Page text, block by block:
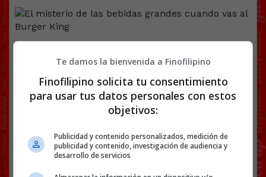
yatedigoyoque
Facebook
Twitter
WhatsApp
Gmail
Copy
Link
Te damos la bienvenida a Finofilipino
Finofilipino solicita tu consentimiento
para usar tus datos personales con estos
objetivos:
Publicidad y contenido personalizados, medición de
publicidad y contenido, investigación de audiencia y
desarrollo de servicios